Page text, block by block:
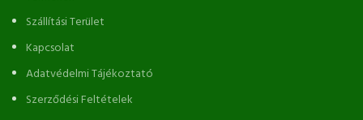
Szállítási Terület
Kapcsolat
Adatvédelmi Tájékoztató
Szerződési Feltételek